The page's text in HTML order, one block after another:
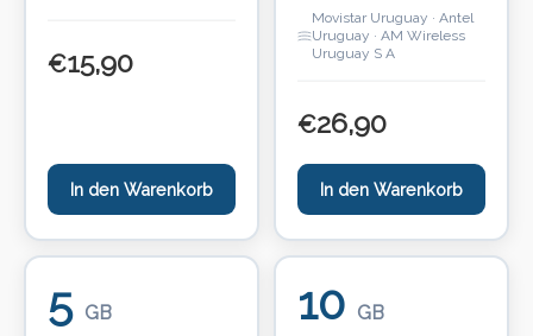
€15,90
In den Warenkorb
Movistar Uruguay · Antel
Uruguay · AM Wireless
Uruguay S A
€26,90
In den Warenkorb
5 GB 10 GB